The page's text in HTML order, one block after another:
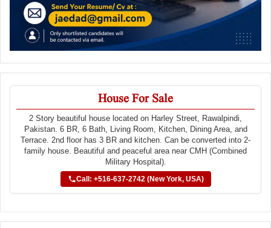
House For Sale
2 Story beautiful house located on Harley Street, Rawalpindi,
Pakistan. 6 BR, 6 Bath, Living Room, Kitchen, Dining Area, and
Terrace. 2nd floor has 3 BR and kitchen. Can be converted into 2-
family house. Beautiful and peaceful area near CMH (Combined
Military Hospital).
Call: +516-637-2742 (New York, USA)